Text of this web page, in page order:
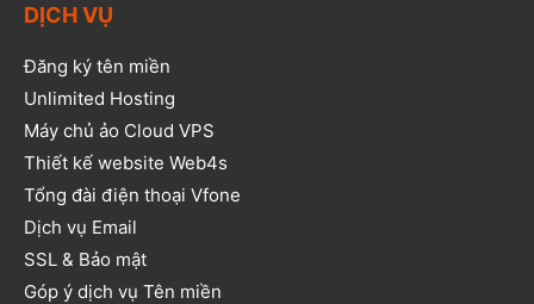
DỊCH VỤ
Đăng ký tên miền
Unlimited Hosting
Máy chủ ảo Cloud VPS
Thiết kế website Web4s
Tổng đài điện thoại Vfone
Dịch vụ Email
SSL & Bảo mật
Góp ý dịch vụ Tên miền